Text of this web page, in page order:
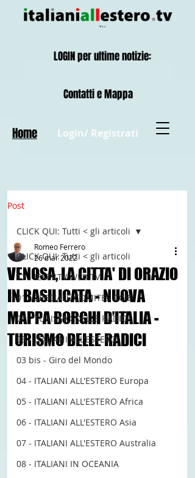
Login/ Registrati
Contatti e Mappa
Home
LOGIN per ultime notizie:
Post
CLICK QUI: Tutti < gli articoli
12 - IESTV.TV WEB TV
01 - SPECIALE COMITES CGIE
02 - TURISMO DELLE RADICI
03 - ITALIANI ALL'ESTERO
03 bis - Giro del Mondo
04 - ITALIANI ALL'ESTERO Europa
05 - ITALIANI ALL'ESTERO Africa
06 - ITALIANI ALL'ESTERO Asia
07 - ITALIANI ALL'ESTERO Australia
08 - ITALIANI IN OCEANIA
CLICK QUI: Tutti < gli articoli
VENOSA, LA CITTA' DI ORAZIO
IN BASILICATA - NUOVA
MAPPA BORGHI D’ITALIA -
TURISMO DELLE RADICI
Romeo Ferrero
26 mar 2022